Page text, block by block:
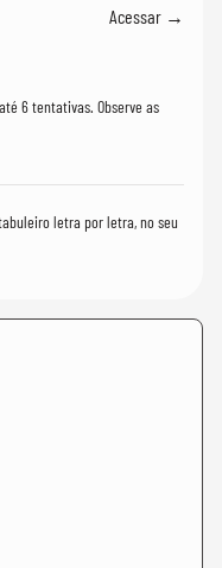
Acessar →
6 tentativas. Observe as
letra por letra, no seu